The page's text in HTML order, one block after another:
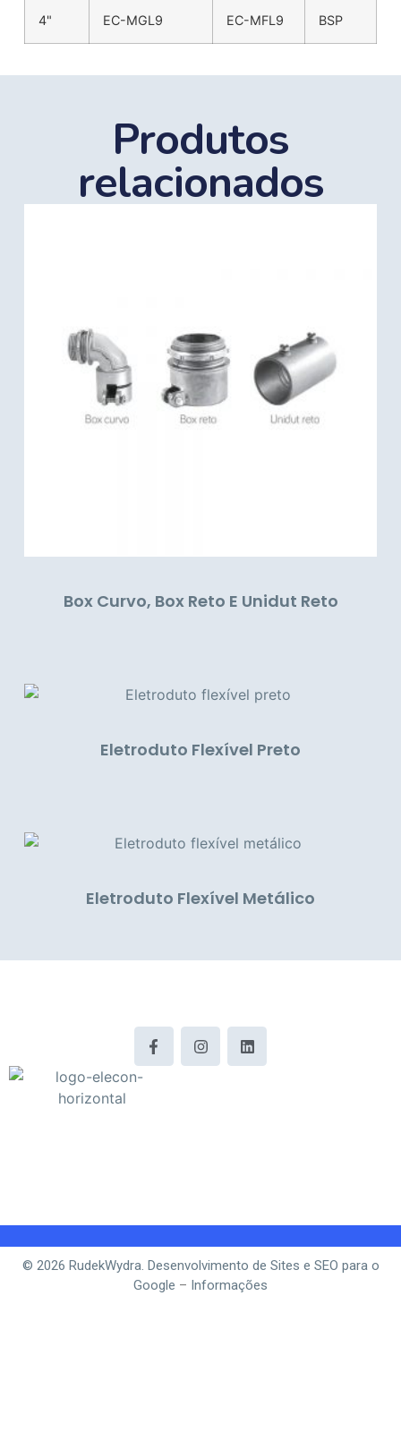
4" EC-MGL9 EC-MFL9 BSP
Produtos
relacionados
Box Curvo, Box Reto E Unidut Reto
Eletroduto Flexível Preto
Eletroduto Flexível Metálico
© 2026 RudekWydra. Desenvolvimento de Sites e SEO para o
Google – Informações